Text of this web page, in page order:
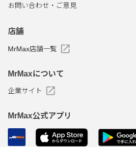
お問い合わせ・ご意見
店舗
MrMax店舗一覧
MrMaxについて
企業サイト
MrMax公式アプリ